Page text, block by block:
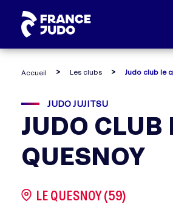
Accueil Les clubs
JUDO JUJITSU
JUDO CLUB
QUESNOY
LE QUESNOY (59)